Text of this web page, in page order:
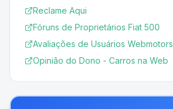
Reclame Aqui
Fóruns de Proprietários Fiat 500
Avaliações de Usuários Webmotors
Opinião do Dono - Carros na Web